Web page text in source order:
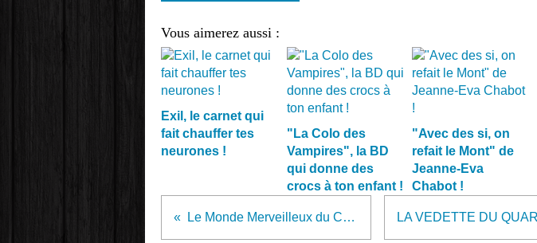
Vous aimerez aussi :
Exil, le carnet qui
fait chauffer tes
neurones !
"La Colo des
Vampires", la BD
qui donne des
crocs à ton enfant !
"Avec des si, on
refait le Mont" de
Jeanne-Eva
Chabot !
Le Monde Merveilleux du Colibri à la Comédie des 3 Bornes !